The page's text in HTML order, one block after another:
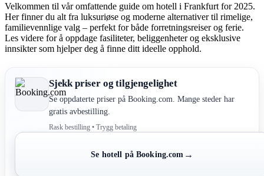
Velkommen til vår omfattende guide om hotell i Frankfurt for 2025.
Her finner du alt fra luksuriøse og moderne alternativer til rimelige,
familievennlige valg – perfekt for både forretningsreiser og ferie.
Les videre for å oppdage fasiliteter, beliggenheter og eksklusive
innsikter som hjelper deg å finne ditt ideelle opphold.
Sjekk priser og tilgjengelighet
Se oppdaterte priser på Booking.com. Mange steder har
gratis avbestilling.
Rask bestilling • Trygg betaling
Se hotell på Booking.com →